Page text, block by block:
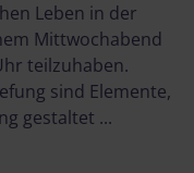
Leben in der
Mittwochabend
teilzuhaben.
sind Elemente,
gestaltet ...